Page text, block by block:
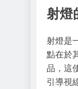
射燈
射燈是
點在於
品，這
引導視